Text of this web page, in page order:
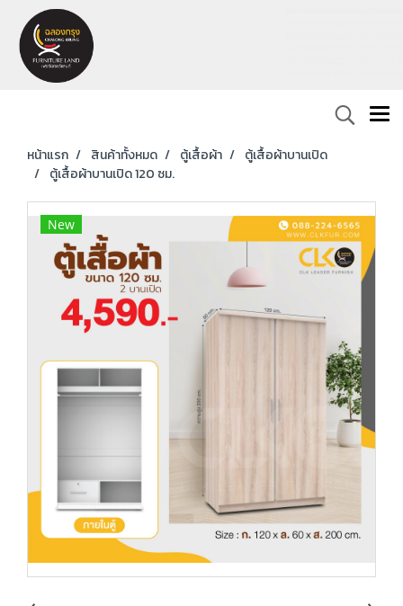
หน้าแรก สินค้าทั้งหมด ตู้เสื้อผ้า
ตู้เสื้อผ้าบานเปิด
ตู้เสื้อผ้าบานเปิด 120 ซม.
New